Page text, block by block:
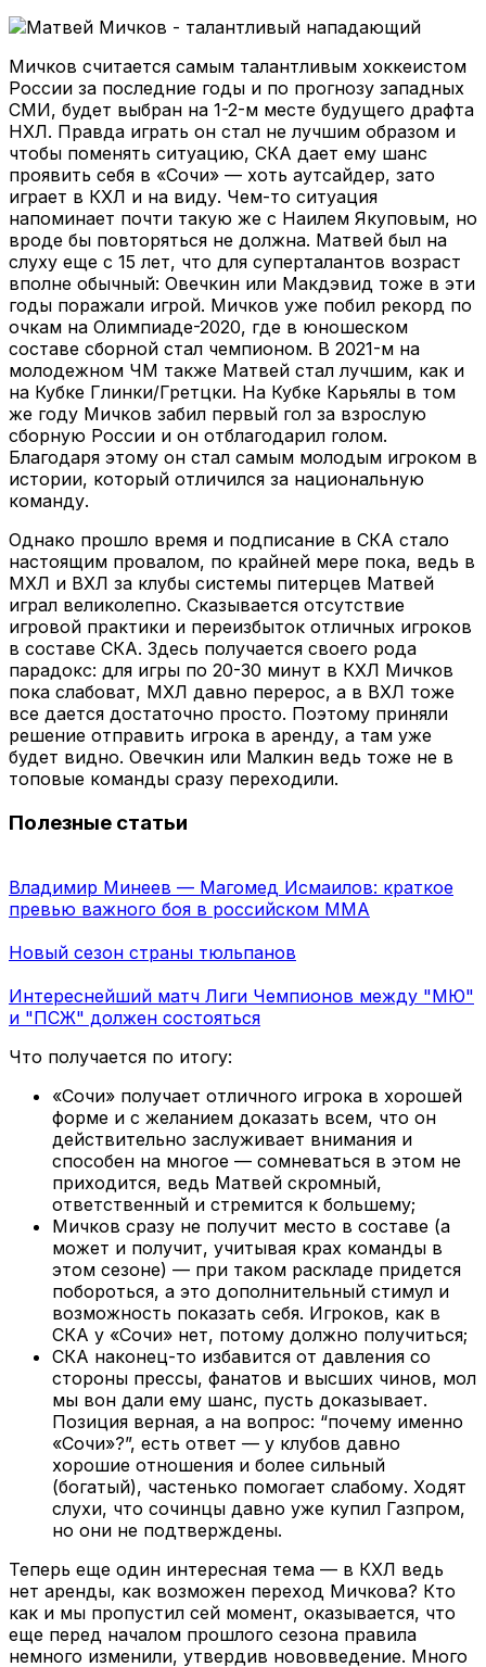
Мичков считается самым талантливым хоккеистом
России за последние годы и по прогнозу западных
СМИ, будет выбран на 1-2-м месте будущего драфта
НХЛ. Правда играть он стал не лучшим образом и
чтобы поменять ситуацию, СКА дает ему шанс
проявить себя в «Сочи» — хоть аутсайдер, зато
играет в КХЛ и на виду. Чем-то ситуация
напоминает почти такую же с Наилем Якуповым, но
вроде бы повторяться не должна. Матвей был на
слуху еще с 15 лет, что для суперталантов возраст
вполне обычный: Овечкин или Макдэвид тоже в эти
годы поражали игрой. Мичков уже побил рекорд по
очкам на Олимпиаде-2020, где в юношеском
составе сборной стал чемпионом. В 2021-м на
молодежном ЧМ также Матвей стал лучшим, как и
на Кубке Глинки/Гретцки. На Кубке Карьялы в том
же году Мичков забил первый гол за взрослую
сборную России и он отблагодарил голом.
Благодаря этому он стал самым молодым игроком в
истории, который отличился за национальную
команду.
Однако прошло время и подписание в СКА стало
настоящим провалом, по крайней мере пока, ведь в
МХЛ и ВХЛ за клубы системы питерцев Матвей
играл великолепно. Сказывается отсутствие
игровой практики и переизбыток отличных игроков
в составе СКА. Здесь получается своего рода
парадокс: для игры по 20-30 минут в КХЛ Мичков
пока слабоват, МХЛ давно перерос, а в ВХЛ тоже
все дается достаточно просто. Поэтому приняли
решение отправить игрока в аренду, а там уже
будет видно. Овечкин или Малкин ведь тоже не в
топовые команды сразу переходили.
Полезные статьи
Владимир Минеев — Магомед Исмаилов: краткое
превью важного боя в российском ММА
Новый сезон страны тюльпанов
Интереснейший матч Лиги Чемпионов между "МЮ"
и "ПСЖ" должен состояться
Что получается по итогу:
«Сочи» получает отличного игрока в хорошей
форме и с желанием доказать всем, что он
действительно заслуживает внимания и
способен на многое — сомневаться в этом не
приходится, ведь Матвей скромный,
ответственный и стремится к большему;
Мичков сразу не получит место в составе (а
может и получит, учитывая крах команды в
этом сезоне) — при таком раскладе придется
побороться, а это дополнительный стимул и
возможность показать себя. Игроков, как в
СКА у «Сочи» нет, потому должно получиться;
СКА наконец-то избавится от давления со
стороны прессы, фанатов и высших чинов, мол
мы вон дали ему шанс, пусть доказывает.
Позиция верная, а на вопрос: “почему именно
«Сочи»?”, есть ответ — у клубов давно
хорошие отношения и более сильный
(богатый), частенько помогает слабому. Ходят
слухи, что сочинцы давно уже купил Газпром,
но они не подтверждены.
Теперь еще один интересная тема — в КХЛ ведь
нет аренды, как возможен переход Мичкова? Кто
как и мы пропустил сей момент, оказывается, что
еще перед началом прошлого сезона правила
немного изменили, утвердив нововведение. Много